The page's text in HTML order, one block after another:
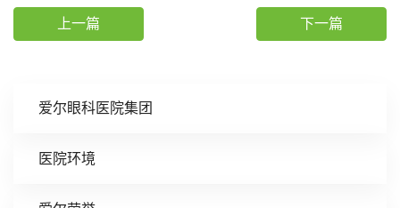
爱尔眼科医院集团
医院环境
上一篇 下一篇